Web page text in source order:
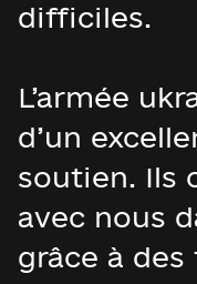
difficiles.
L’armée
d’un
soutien. Ils
avec nous
grâce à